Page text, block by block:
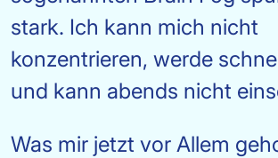
stark. Ich kann mich nicht
konzentrieren, werde
und kann abends nicht
Was mir jetzt vor Allem